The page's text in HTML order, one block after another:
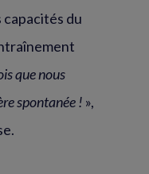
du
que nous
spontanée ! »,